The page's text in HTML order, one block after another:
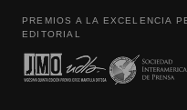
PREMIOS A LA EXCELENCIA
EDITORIAL